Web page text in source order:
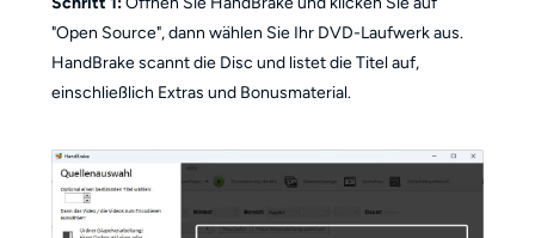
"Open Source", dann wählen Sie Ihr DVD-Laufwerk aus.
HandBrake scannt die Disc und listet die Titel auf,
einschließlich Extras und Bonusmaterial.